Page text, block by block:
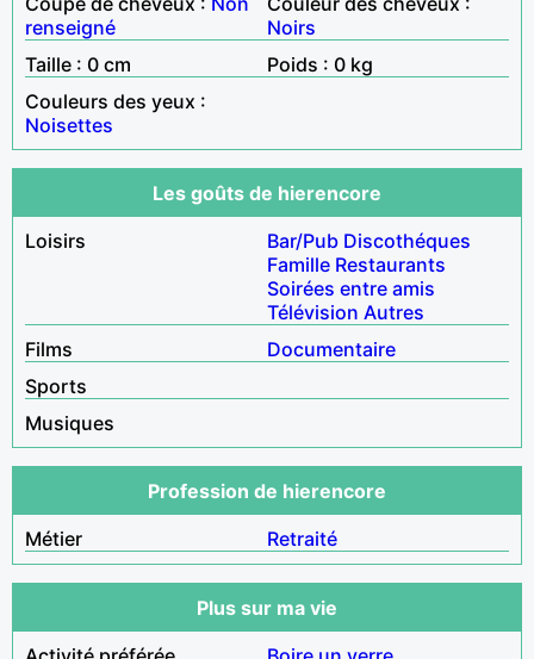
renseigné
Noirs
Taille : 0 cm
Poids : 0 kg
Couleurs des yeux :
Noisettes
Les goûts de hierencore
Loisirs
Bar/Pub Discothéques
Famille Restaurants
Soirées entre amis
Télévision Autres
Films
Documentaire
Sports
Musiques
Profession de hierencore
Métier
Retraité
Plus sur ma vie